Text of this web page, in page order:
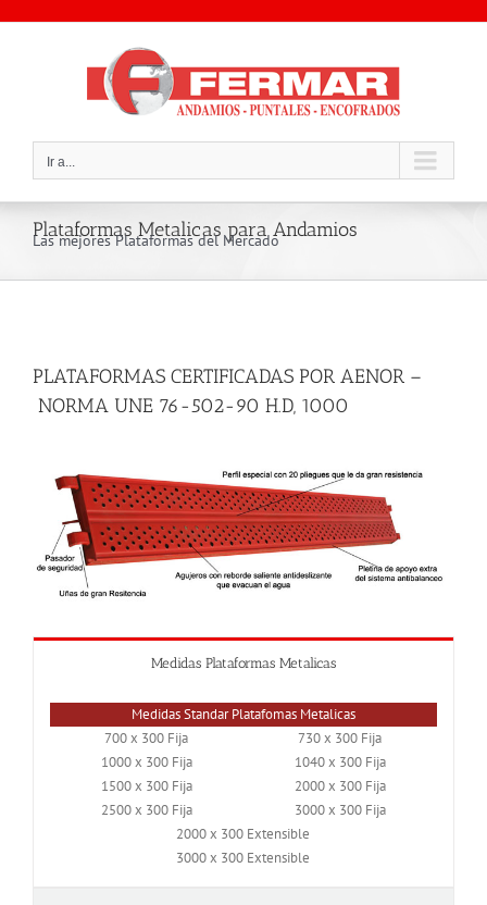
Ir a...
Plataformas Metalicas para Andamios
Las mejores Plataformas del Mercado
PLATAFORMAS CERTIFICADAS POR AENOR –
NORMA UNE 76-502-90 H.D, 1000
Medidas Plataformas Metalicas
Medidas Standar Platafomas Metalicas
700 x 300 Fija
730 x 300 Fija
1000 x 300 Fija
1040 x 300 Fija
1500 x 300 Fija
2000 x 300 Fija
2500 x 300 Fija
3000 x 300 Fija
2000 x 300 Extensible
3000 x 300 Extensible